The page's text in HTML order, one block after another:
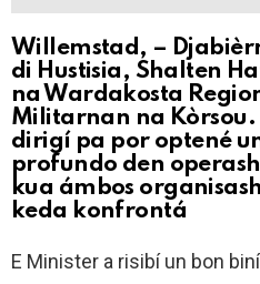
Willemstad, –
di Hustisia, Shalten
na Wardakosta
Militarnan na
dirigí pa por optené
profundo den
kua ámbos
keda konfrontá
E Minister a risibí un bon